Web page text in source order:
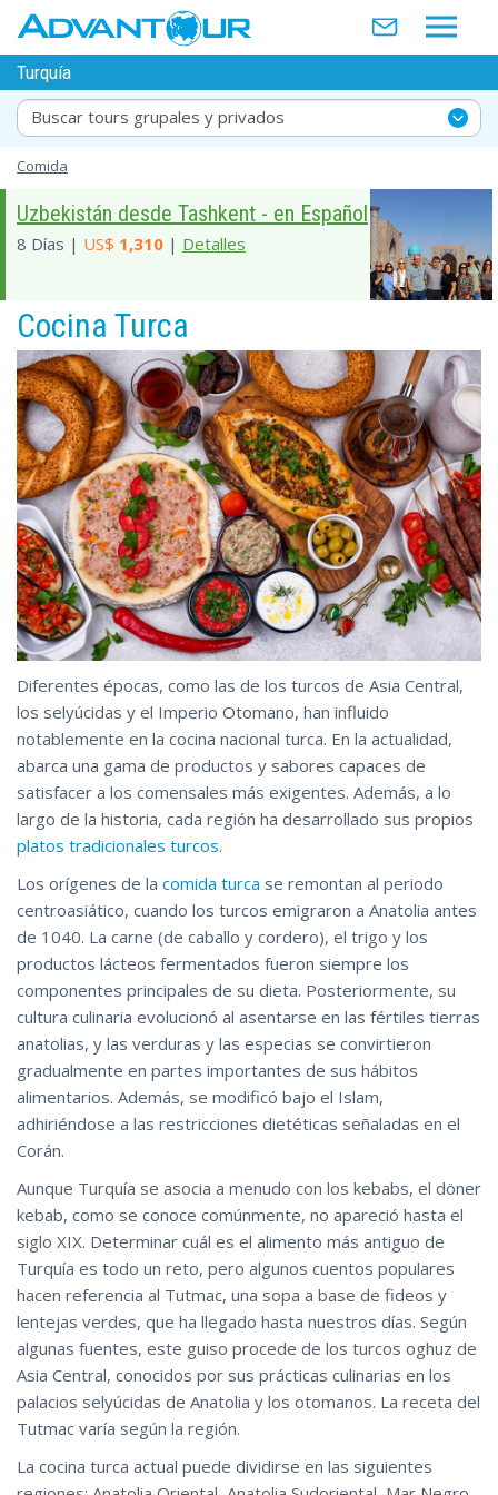
Turquía
Buscar tours grupales y privados
Comida
Uzbekistán desde Tashkent - en Español
8 Días | US$ 1,310 | Detalles
Cocina Turca
Diferentes épocas, como las de los turcos de Asia Central,
los selyúcidas y el Imperio Otomano, han influido
notablemente en la cocina nacional turca. En la actualidad,
abarca una gama de productos y sabores capaces de
satisfacer a los comensales más exigentes. Además, a lo
largo de la historia, cada región ha desarrollado sus propios
platos tradicionales turcos.
Los orígenes de la comida turca se remontan al periodo
centroasiático, cuando los turcos emigraron a Anatolia antes
de 1040. La carne (de caballo y cordero), el trigo y los
productos lácteos fermentados fueron siempre los
componentes principales de su dieta. Posteriormente, su
cultura culinaria evolucionó al asentarse en las fértiles tierras
anatolias, y las verduras y las especias se convirtieron
gradualmente en partes importantes de sus hábitos
alimentarios. Además, se modificó bajo el Islam,
adhiriéndose a las restricciones dietéticas señaladas en el
Corán.
Aunque Turquía se asocia a menudo con los kebabs, el döner
kebab, como se conoce comúnmente, no apareció hasta el
siglo XIX. Determinar cuál es el alimento más antiguo de
Turquía es todo un reto, pero algunos cuentos populares
hacen referencia al Tutmac, una sopa a base de fideos y
lentejas verdes, que ha llegado hasta nuestros días. Según
algunas fuentes, este guiso procede de los turcos oghuz de
Asia Central, conocidos por sus prácticas culinarias en los
palacios selyúcidas de Anatolia y los otomanos. La receta del
Tutmac varía según la región.
La cocina turca actual puede dividirse en las siguientes